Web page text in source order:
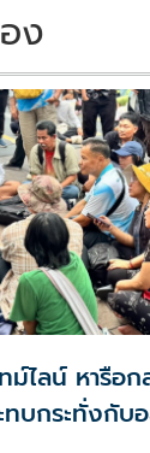
ง
ม์ไลน์ หารือ
ทบกระทั่งกับ